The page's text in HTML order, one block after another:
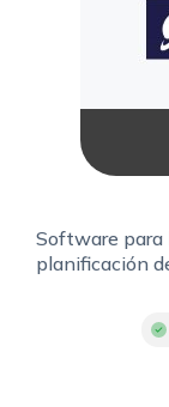
Software para
planificación